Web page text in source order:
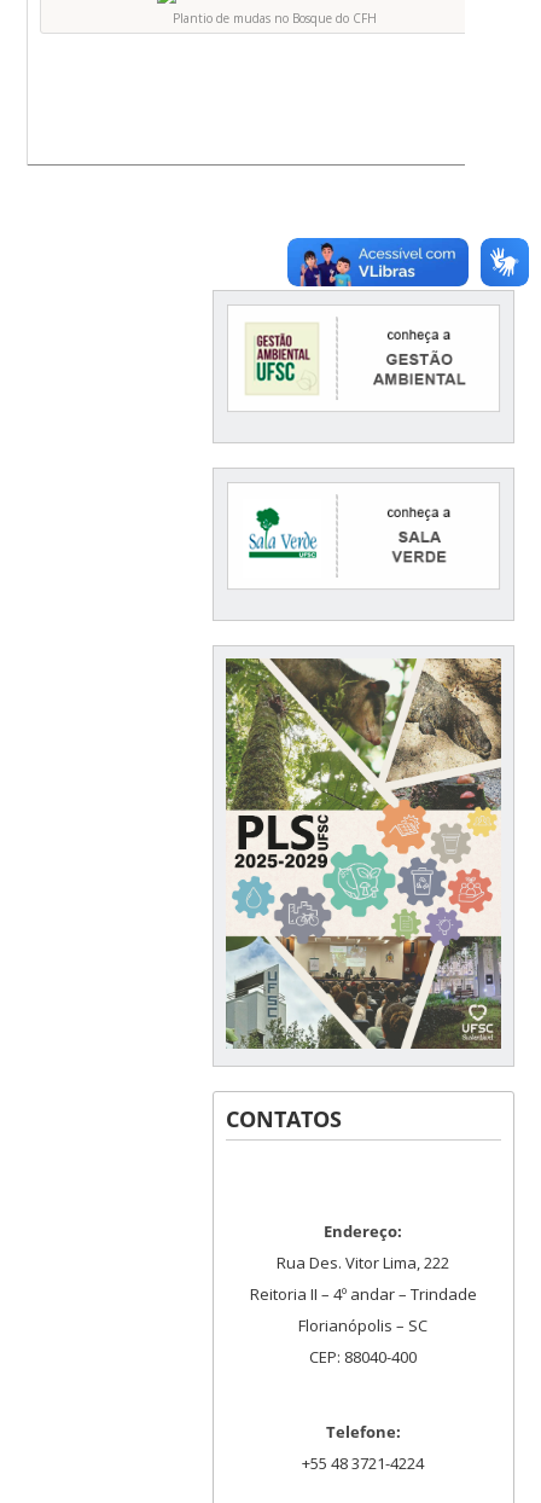
Plantio de mudas no Bosque do CFH
CONTATOS
Endereço:
Rua Des. Vitor Lima, 222
Reitoria II – 4º andar – Trindade
Florianópolis – SC
CEP: 88040-400
Telefone:
+55 48 3721-4224